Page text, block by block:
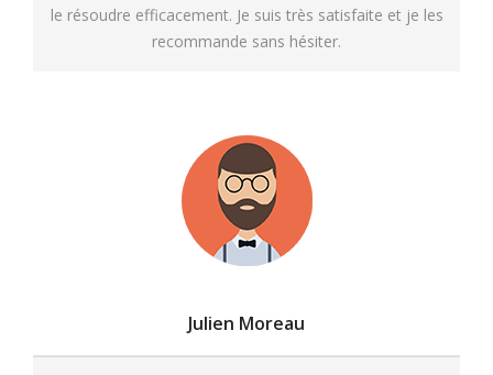
le résoudre efficacement. Je suis très satisfaite et je les
recommande sans hésiter.
Julien Moreau